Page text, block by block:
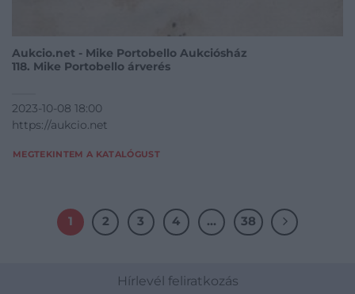
Aukcio.net - Mike Portobello Aukciósház
118. Mike Portobello árverés
2023-10-08 18:00
https://aukcio.net
MEGTEKINTEM A KATALÓGUST
1 2 3 4 … 38
Hírlevél feliratkozás